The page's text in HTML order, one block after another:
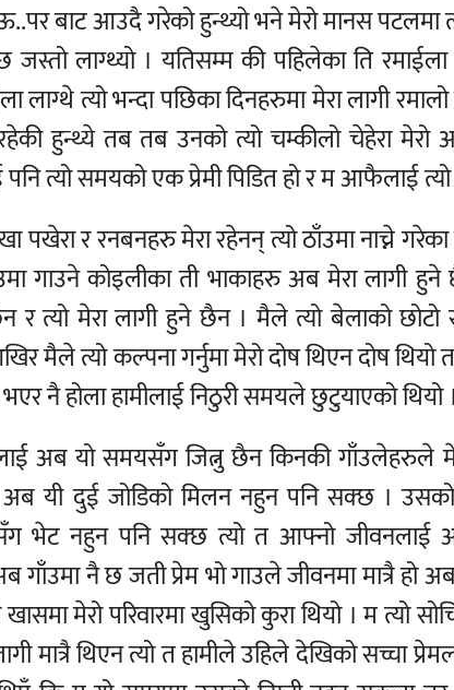
बाट आउदै गरेको हुन्थ्यो भने मेरो मानस पटलमा
लाग्थ्यो । यतिसम्म की पहिलेका ति
लाग्थे त्यो भन्दा पछिका दिनहरुमा मेरा लागी
हुन्थ्ये तब तब उनको त्यो चम्कीलो चेहेरा मेरो
पनि त्यो समयको एक प्रेमी पिडित हो र म आफैलाई
पखेरा र रनबनहरु मेरा रहेनन् त्यो ठाँउमा नाच्ने
गाउने कोइलीका ती भाकाहरु अब मेरा लागी
त्यो मेरा लागी हुने छैन । मैले त्यो बेलाको छोटो
मैले त्यो कल्पना गर्नुमा मेरो दोष थिएन दोष
नै होला हामीलाई निठुरी समयले छुटुयाएको थियो ।
अब यो समयसँग जित्नु छैन किनकी गाँउलेहरुले
यी दुई जोडिको मिलन नहुन पनि सक्छ । उसको
भेट नहुन पनि सक्छ त्यो त आफ्नो जीवनलाई
नै छ जती प्रेम भो गाउले जीवनमा मात्रै हो
मेरो परिवारमा खुसिको कुरा थियो । म त्यो
मात्रै थिएन त्यो त हामीले उहिले देखिको सच्चा